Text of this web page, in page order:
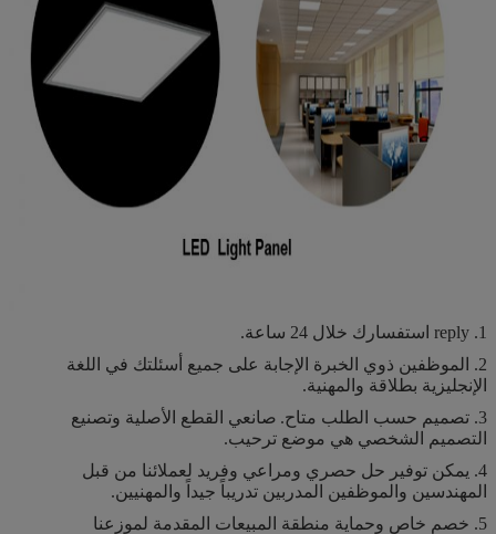
1. reply استفسارك خلال 24 ساعة.
2. الموظفين ذوي الخبرة الإجابة على جميع أسئلتك في اللغة
الإنجليزية بطلاقة والمهنية.
3. تصميم حسب الطلب متاح.
صانعي القطع الأصلية وتصنيع
التصميم الشخصي هي موضع ترحيب.
4. يمكن توفير حل حصري ومراعي وفريد ​​لعملائنا من قبل
المهندسين والموظفين المدربين تدريباً جيداً والمهنيين.
5. خصم خاص وحماية منطقة المبيعات المقدمة لموزعنا